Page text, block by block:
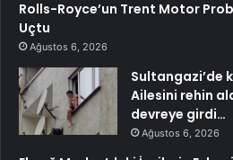
Rolls-Royce’un Trent Motor
Uçtu
Ağustos 6, 2026
Sultangazi’de
Ailesini rehin
devreye girdi…
Ağustos 6, 2026